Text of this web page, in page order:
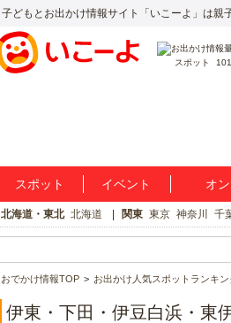
子どもとお出かけ情報サイト「いこーよ」は親
スポット
スポット イベント オ
北海道・東北 北海道 関東 東京 神奈川 千
おでかけ情報TOP お出かけ人気スポットランキン
伊東・下田・伊豆白浜・東